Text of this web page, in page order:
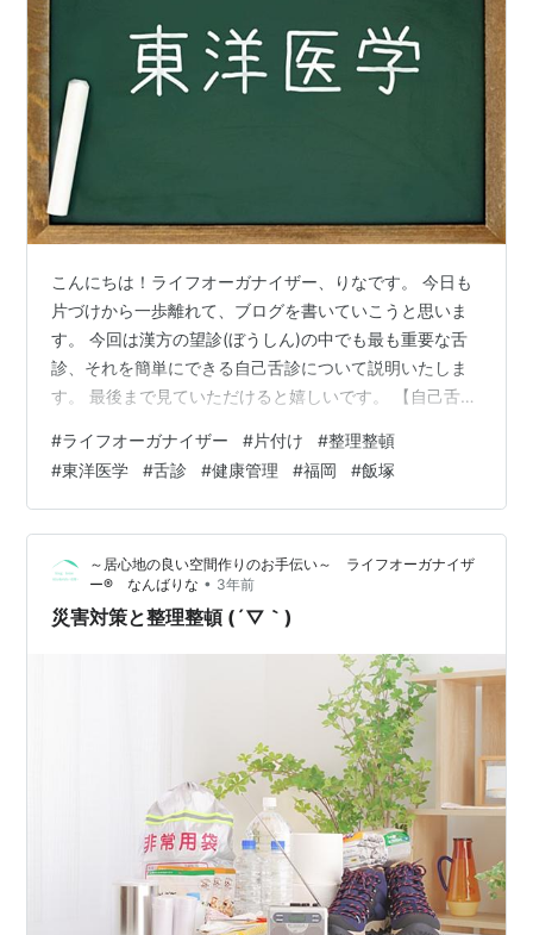
こんにちは！ライフオーガナイザー、りなです。 今日も
片づけから一歩離れて、ブログを書いていこうと思いま
す。 今回は漢方の望診(ぼうしん)の中でも最も重要な舌
診、それを簡単にできる自己舌診について説明いたしま
す。 最後まで見ていただけると嬉しいです。 【自己舌診
自己舌診による健康管理についてお伝えします。 東洋医
学では、舌を見ることで体の状態や健康を知ることがで
きます。 自分でも簡単に舌をチェックできるので、ぜひ
日常の健康管理に取り入れてみてください。 1. 舌診と
は？ 舌診は、東洋医学でよく行われる診断方法の一つで
す。 舌の形状、色、舌苔（舌…
#ライフオーガナイザー #片付け #整理整頓
#東洋医学 #舌診 #健康管理 #福岡 #飯塚
～居心地の良い空間作りのお手伝い～ ライフオーガナイザ
ー®︎ なんばりな • 3年前
災害対策と整理整頓 (´▽｀)